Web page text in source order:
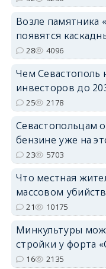
Возле памятника
появятся
28 4096
Чем Севастополь
инвесторов до
25 2178
Севастопольцам
бензине уже на
23 5703
Что местная
массовом
21 10175
Минкультуры
стройки у форта
16 2135